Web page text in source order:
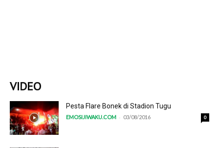
VIDEO
Pesta Flare Bonek di Stadion Tugu
EMOSIJIWAKU.COM - 03/08/2016 0